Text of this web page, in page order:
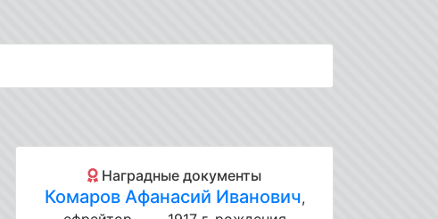
Наградные документы
Комаров Афанасий Иванович,